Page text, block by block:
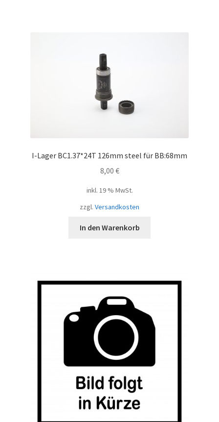
I-Lager BC1.37*24T 126mm steel für BB:68mm
8,00 €
inkl. 19 % MwSt.
zzgl. Versandkosten
In den Warenkorb